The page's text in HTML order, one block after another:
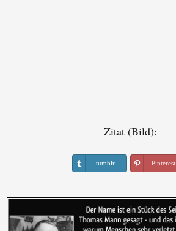
Zitat (Bild):
tumblr Pinterest